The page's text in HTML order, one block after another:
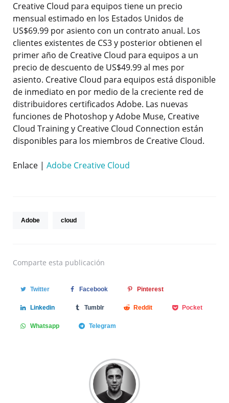
Creative Cloud para equipos tiene un precio
mensual estimado en los Estados Unidos de
US$69.99 por asiento con un contrato anual. Los
clientes existentes de CS3 y posterior obtienen el
primer año de Creative Cloud para equipos a un
precio de descuento de US$49.99 al mes por
asiento. Creative Cloud para equipos está disponible
de inmediato en por medio de la creciente red de
distribuidores certificados Adobe. Las nuevas
funciones de Photoshop y Adobe Muse, Creative
Cloud Training y Creative Cloud Connection están
disponibles para los miembros de Creative Cloud.
Enlace | Adobe Creative Cloud
Adobe cloud
Comparte esta publicación
Twitter Facebook Pinterest
Linkedin Tumblr Reddit Pocket
Whatsapp Telegram